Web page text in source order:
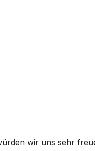
wir uns sehr